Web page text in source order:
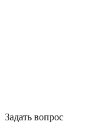
Задать вопрос